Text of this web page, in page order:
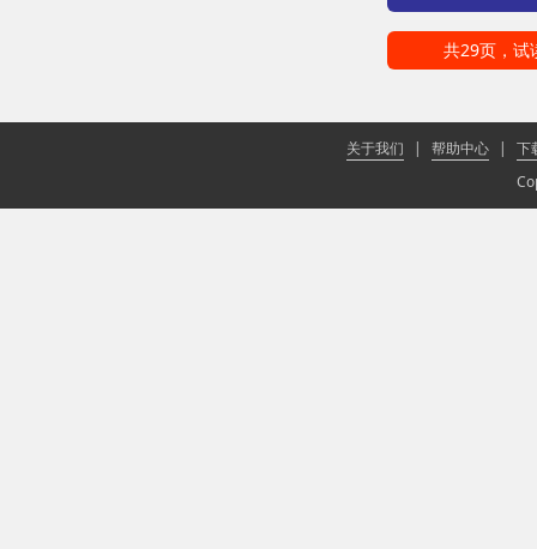
共29页，试
关于我们 | 帮助中心 |
下